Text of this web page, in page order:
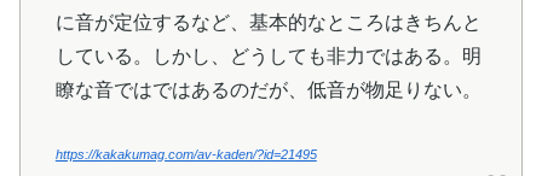
に音が定位するなど、基本的なところはきちんと
している。しかし、どうしても非力ではある。明
瞭な音ではではあるのだが、低音が物足りない。
https://kakakumag.com/av-kaden/?id=21495